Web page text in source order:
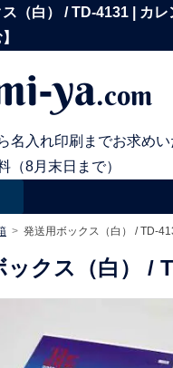
（白） / TD-4131 | カ
ya.com
名入れ印刷までお求め
（8月末日まで）
発送用ボックス（白） / TD-
ックス（白） /